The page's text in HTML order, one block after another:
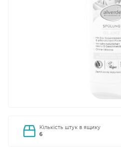
Кількість штук в ящику
6